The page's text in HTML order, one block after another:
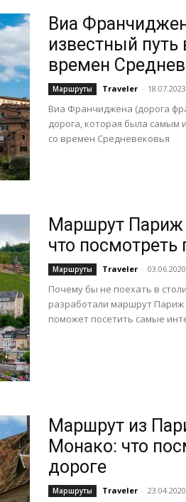
Виа
известный
времен
Маршруты Traveler - 18.07.2023
Виа Франчиджена (дорога
дорога, которая была самым
со времен Средневековья
Маршрут
что посмотреть
Маршруты Traveler - 03.06.2020
Почему бы не поехать в
разработали маршрут
поможет посетить самые
Маршрут из
Монако: что
дороге
Маршруты Traveler - 23.04.2020